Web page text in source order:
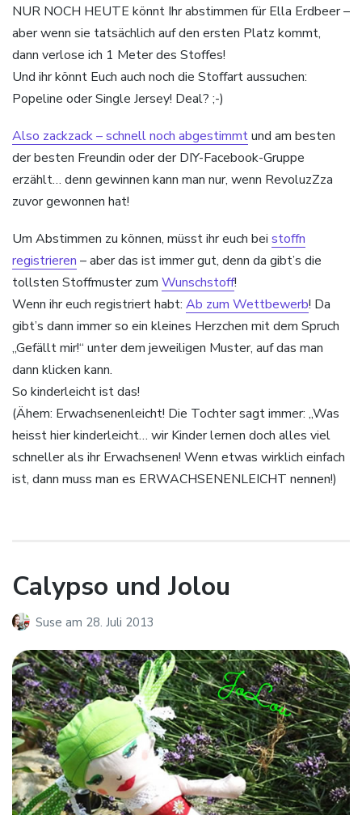
NUR NOCH HEUTE könnt Ihr abstimmen für Ella Erdbeer –
aber wenn sie tatsächlich auf den ersten Platz kommt,
dann verlose ich 1 Meter des Stoffes!
Und ihr könnt Euch auch noch die Stoffart aussuchen:
Popeline oder Single Jersey! Deal? ;-)
Also zackzack – schnell noch abgestimmtund am besten
der besten Freundin oder der DIY-Facebook-Gruppe
erzählt… denn gewinnen kann man nur, wenn RevoluzZza
zuvor gewonnen hat!
Um Abstimmen zu können, müsst ihr euch bei stoffn
registrieren – aber das ist immer gut, denn da gibt’s die
tollsten Stoffmuster zum Wunschstoff!
Wenn ihr euch registriert habt: Ab zum Wettbewerb! Da
gibt’s dann immer so ein kleines Herzchen mit dem Spruch
„Gefällt mir!“ unter dem jeweiligen Muster, auf das man
dann klicken kann.
So kinderleicht ist das!
(Ähem: Erwachsenenleicht! Die Tochter sagt immer: „Was
heisst hier kinderleicht… wir Kinder lernen doch alles viel
schneller als ihr Erwachsenen! Wenn etwas wirklich einfach
ist, dann muss man es ERWACHSENENLEICHT nennen!)
Calypso und Jolou
Suse am 28. Juli 2013